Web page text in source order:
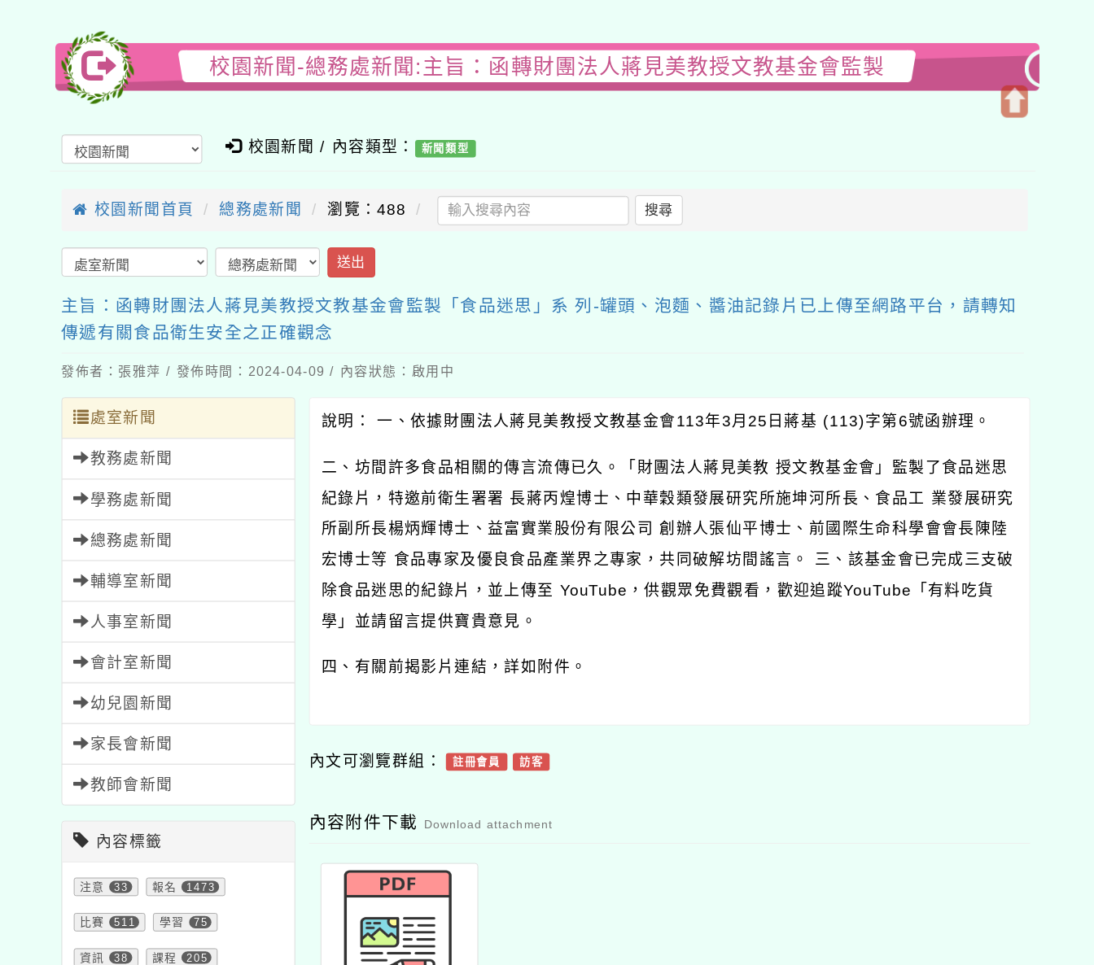
校園新聞-總務處新聞:主旨：函轉財團法人蔣見美教授文教基金會監製
校園新聞 / 內容類型： 新聞類型
校園新聞首頁 總務處新聞 瀏覽：488 搜尋
送出
主旨：函轉財團法人蔣見美教授文教基金會監製「食品迷思」系 列-罐頭、泡麵、醬油記錄片已上傳至網路平台，請轉知
傳遞有關食品衛生安全之正確觀念
發佈者：張雅萍 / 發佈時間：2024-04-09 / 內容狀態：啟用中
處室新聞
教務處新聞
學務處新聞
總務處新聞
輔導室新聞
人事室新聞
會計室新聞
幼兒園新聞
家長會新聞
教師會新聞
內容標籤
注意 33 報名 1473
比賽 511 學習 75
資訊 38 課程 205
說明： 一、依據財團法人蔣見美教授文教基金會113年3月25日蔣基 (113)字第6號函辦理。
二、坊間許多食品相關的傳言流傳已久。「財團法人蔣見美教 授文教基金會」監製了食品迷思
紀錄片，特邀前衛生署署 長蔣丙煌博士、中華穀類發展研究所施坤河所長、食品工 業發展研究
所副所長楊炳輝博士、益富實業股份有限公司 創辦人張仙平博士、前國際生命科學會會長陳陸
宏博士等 食品專家及優良食品產業界之專家，共同破解坊間謠言。 三、該基金會已完成三支破
除食品迷思的紀錄片，並上傳至 YouTube，供觀眾免費觀看，歡迎追蹤YouTube「有料吃貨
學」並請留言提供寶貴意見。
四、有關前揭影片連結，詳如附件。
內文可瀏覽群組： 註冊會員 訪客
內容附件下載 Download attachment